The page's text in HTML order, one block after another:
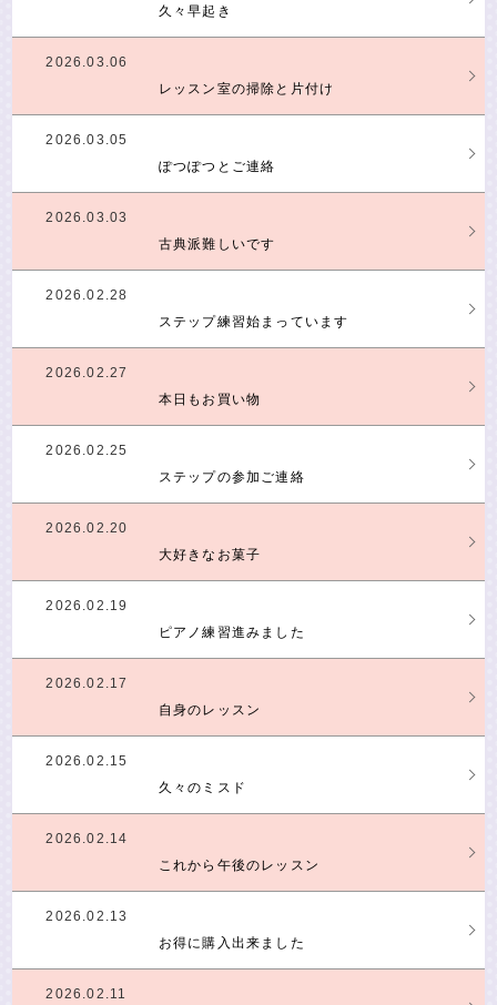
久々早起き
2026.03.06
レッスン室の掃除と片付け
2026.03.05
ぽつぽつとご連絡
2026.03.03
古典派難しいです
2026.02.28
ステップ練習始まっています
2026.02.27
本日もお買い物
2026.02.25
ステップの参加ご連絡
2026.02.20
大好きなお菓子
2026.02.19
ピアノ練習進みました
2026.02.17
自身のレッスン
2026.02.15
久々のミスド
2026.02.14
これから午後のレッスン
2026.02.13
お得に購入出来ました
2026.02.11